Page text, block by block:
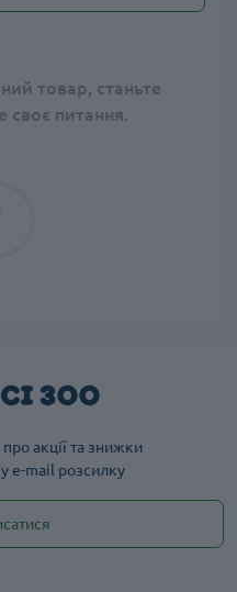
товар, станьте
своє питання.
акції та знижки
e-mail розсилку